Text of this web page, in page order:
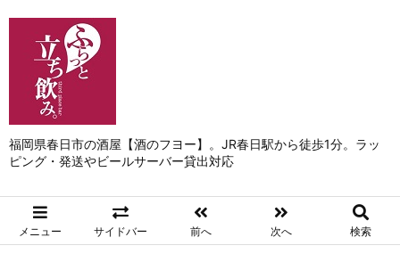
福岡県春日市の酒屋【酒のフヨー】。JR春日駅から徒歩1分。ラッ
ピング・発送やビールサーバー貸出対応
メニュー サイドバー 前へ 次へ 検索